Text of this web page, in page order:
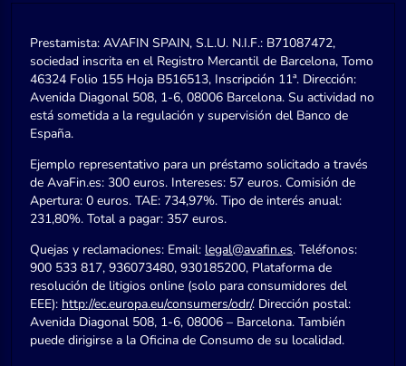
Prestamista: AVAFIN SPAIN, S.L.U. N.I.F.: B71087472,
sociedad inscrita en el Registro Mercantil de Barcelona, Tomo
46324 Folio 155 Hoja B516513, Inscripción 11ª. Dirección:
Avenida Diagonal 508, 1-6, 08006 Barcelona. Su actividad no
está sometida a la regulación y supervisión del Banco de
España.
Ejemplo representativo para un préstamo solicitado a través
de AvaFin.es: 300 euros. Intereses: 57 euros. Comisión de
Apertura: 0 euros. TAE: 734,97%. Tipo de interés anual:
231,80%. Total a pagar: 357 euros.
Quejas y reclamaciones: Email: legal@avafin.es. Teléfonos:
900 533 817, 936073480, 930185200, Plataforma de
resolución de litigios online (solo para consumidores del
EEE): http://ec.europa.eu/consumers/odr/. Dirección postal:
Avenida Diagonal 508, 1-6, 08006 – Barcelona. También
puede dirigirse a la Oficina de Consumo de su localidad.